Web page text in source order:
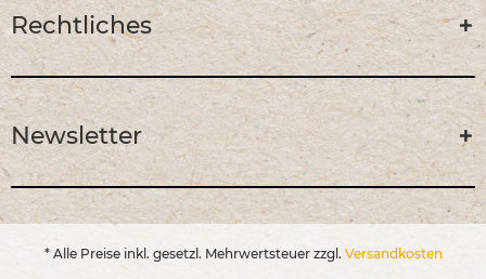
Rechtliches
Newsletter
* Alle Preise inkl. gesetzl. Mehrwertsteuer zzgl. Versandkosten